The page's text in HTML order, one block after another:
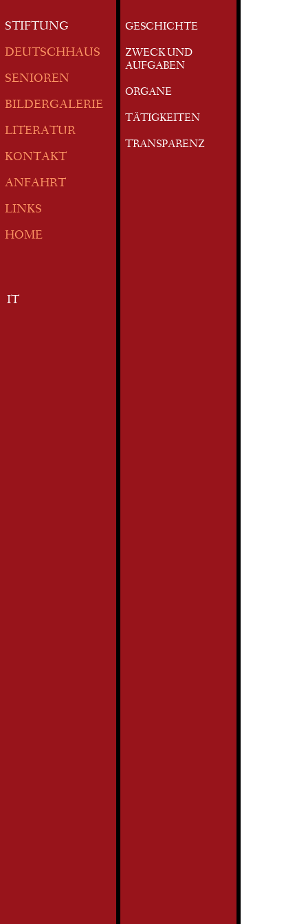
STIFTUNG
DEUTSCHHAUS
SENIOREN
BILDERGALERIE
LITERATUR
KONTAKT
ANFAHRT
LINKS
HOME
IT
GESCHICHTE
ZWECK UND
AUFGABEN
ORGANE
TÄTIGKEITEN
TRANSPARENZ